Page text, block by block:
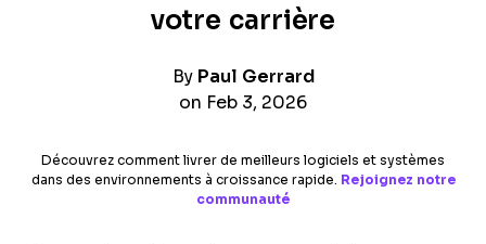
votre carrière
By Paul Gerrard
on Feb 3, 2026
Découvrez comment livrer de meilleurs logiciels et systèmes
dans des environnements à croissance rapide. Rejoignez notre
communauté